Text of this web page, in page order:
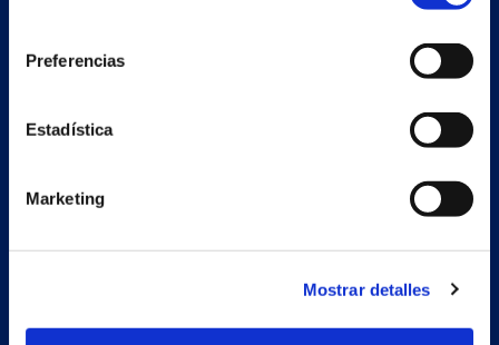
Preferencias
Estadística
Marketing
Mostrar detalles